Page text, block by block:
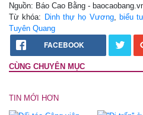
Nguồn: Báo Cao Bằng -
Từ khóa: Dinh thự họ Vương, biểu
Tuyên Quang
FACEBOOK
CÙNG CHUYÊN MỤC
TIN MỚI HƠN